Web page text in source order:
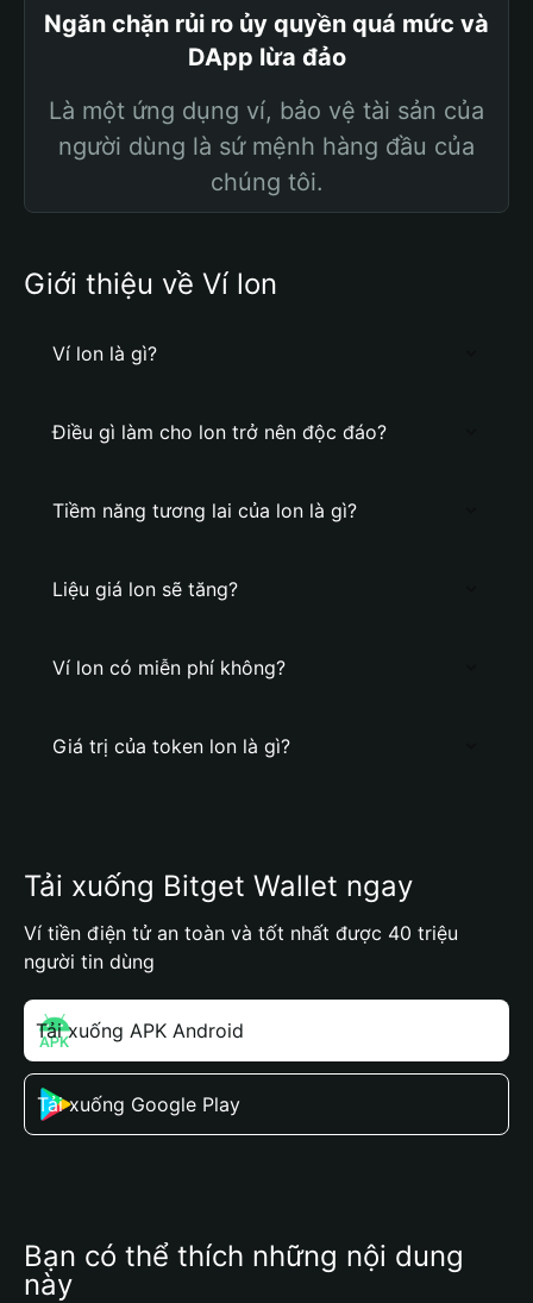
Ngăn chặn rủi ro ủy quyền quá mức và
DApp lừa đảo
Là một ứng dụng ví, bảo vệ tài sản của
người dùng là sứ mệnh hàng đầu của
chúng tôi.
Giới thiệu về Ví lon
Ví lon là gì?
Điều gì làm cho lon trở nên độc đáo?
Tiềm năng tương lai của lon là gì?
Liệu giá lon sẽ tăng?
Ví lon có miễn phí không?
Giá trị của token lon là gì?
Tải xuống Bitget Wallet ngay
Ví tiền điện tử an toàn và tốt nhất được 40 triệu
người tin dùng
Tải xuống APK Android
Tải xuống Google Play
Bạn có thể thích những nội dung
này